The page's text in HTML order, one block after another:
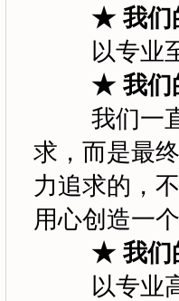
★ 我们
以专业
★ 我们
我们一
求，而是最
力追求的，
用心创造一
★ 我们
以专业